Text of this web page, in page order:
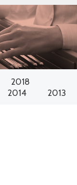
2018
2014 2013